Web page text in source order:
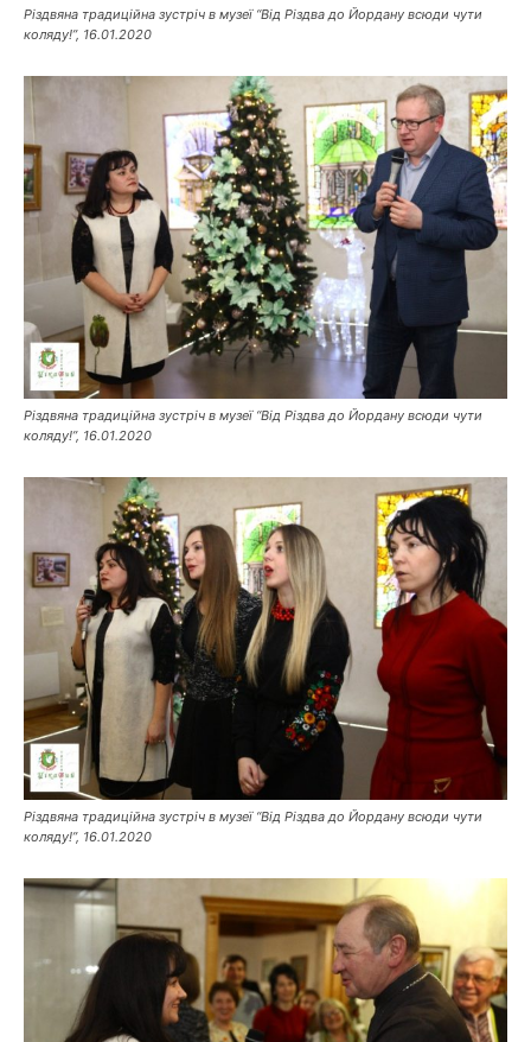
Різдвяна традиційна зустріч в музеї “Від Різдва до Йордану всюди чути
коляду!”, 16.01.2020
Різдвяна традиційна зустріч в музеї “Від Різдва до Йордану всюди чути
коляду!”, 16.01.2020
Різдвяна традиційна зустріч в музеї “Від Різдва до Йордану всюди чути
коляду!”, 16.01.2020